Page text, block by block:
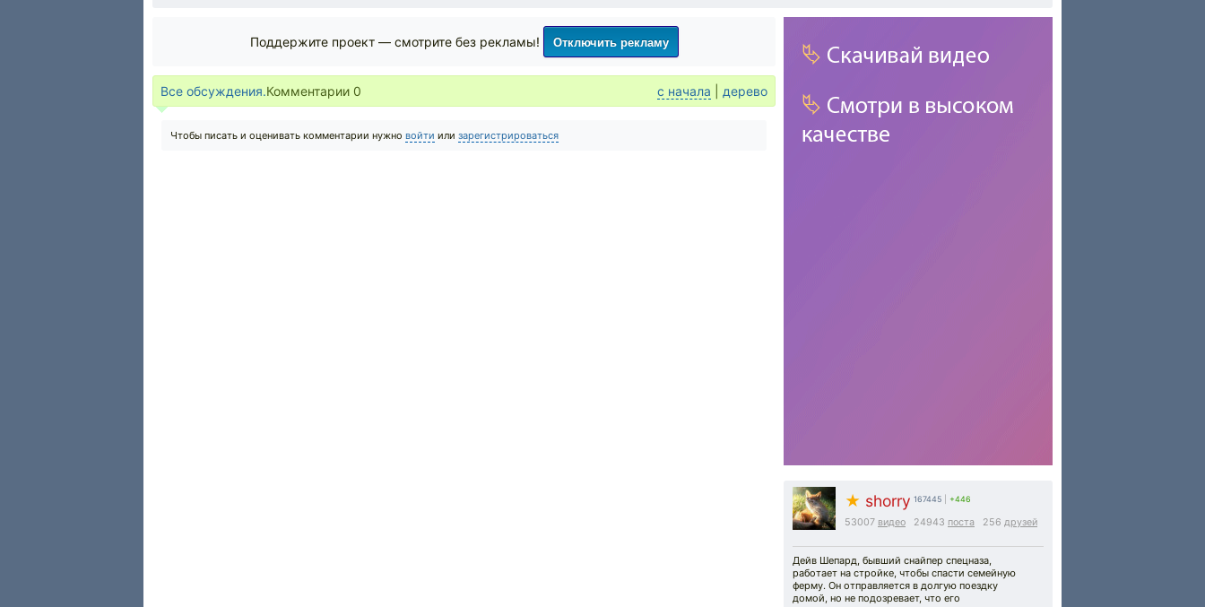
★ shorry 167445 +446
53007 видео 24943 поста 256 друзей
Дейв Шепард, бывший снайпер спецназа,
работает на стройке, чтобы спасти семейную
ферму. Он отправляется в долгую поездку
домой, но не подозревает, что его
Поддержите проект — смотрите без рекламы! Отключить рекламу
Все обсуждения.Комментарии 0 с начала дерево
Чтобы писать и оценивать комментарии нужно войти или зарегистрироваться